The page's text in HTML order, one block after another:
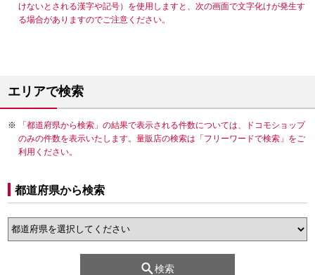
けないとされる漢字や記号）を使用しますと、次の画面で文字化けが発生す
る場合がありますのでご注意ください。
エリアで検索
「都道府県から検索」の結果で表示される件数については、ドコモショップ
のみの件数を表示いたします。量販店の検索は「フリーワードで検索」をご
利用ください。
都道府県から検索
検索